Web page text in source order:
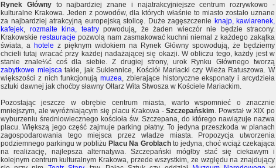
Rynek Głównyto najbardziej znane i najatrakcyjniejsze centrum rozrywkowo -
kulturalne Krakowa. Jeden z powodów, dla których właśnie to miasto zostało uznane
za najbardziej atrakcyjną europejską stolicę. Duże zagęszczenie knajp, kawiarenek,
kafejek, rozmaite kina, teatrypowodują, że żaden wieczór nie będzie stracony.
Krakowskie restauracje pozwolą nam zasmakować kuchni niemal z każdego zakątka
świata, a hotele z pięknym widokiem na Rynek Główny spowodują, że będziemy
chcieli tutaj wracać przy każdej nadażającej się okazji. W obliczu tego, każdy jest w
stanie znale¼ć coś dla siebie. Z drugiej strony, urok Rynku Głównego tworzą
zabytkowe miejscatakie, jak Sukiennice, Kościół Mariacki czy Wieża Ratuszowa. W
większości z nich funkcjonująmuzea, zbierające historyczne eksponaty i arcydzieła
sztuki dawnej jak choćby sławny Ołtarz Wita Stwosza w Kościele Mariackim.
Pozostając jeszcze w obrębie centrum miasta, warto wspomnieć o znacznie
mniejszym, ale wyróżniającym się placu Krakowa -Szczepańskim. Powstał w XIX po
wyburzeniu średniowiecznego kościoła św. Szczepana, do którego nawiązuje nazwa
placu. Większą jego część zajmuje parking płatny. To jedyna przeszkoda w planach
zagospodarowania tego miejsca przez władze miasta. Propozycja utworzenia
podziemnego parkingu w pobliżu Placu Na Groblachto jedyna, choć wciąż czekająca
na realizację, najlepsza alternatywa. Szczepański mógłby stać się ciekawym i
kolejnym centrum kulturalnym Krakowa, przede wszystkim, ze względu na znajdujący